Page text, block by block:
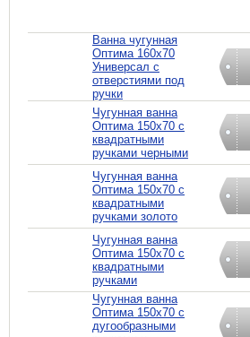
Ванна чугунная
Оптима 160х70
Универсал с
отверстиями под
ручки
Чугунная ванна
Оптима 150х70 с
квадратными
ручками черными
Чугунная ванна
Оптима 150х70 с
квадратными
ручками золото
Чугунная ванна
Оптима 150х70 с
квадратными
ручками
Чугунная ванна
Оптима 150х70 с
дугообразными